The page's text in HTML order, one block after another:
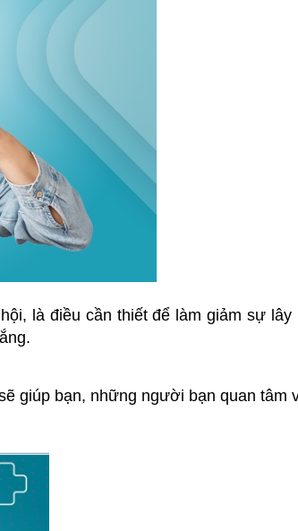
là điều cần thiết để làm giảm sự
giúp bạn, những người bạn quan